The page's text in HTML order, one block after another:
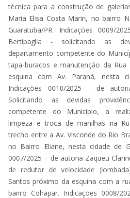
técnica para a construção de
Maria Elisa Costa Marin, no bairro
Guaratuba/PR. Indicações 0009/
Bertipaglia - solicitando as
departamento competente do
tapa-buracos e manutenção da
esquina com Av. Paraná, nesta
Indicações 0010/2025 - de
Solicitando as devidas
competente do Município, a
limpeza e troca de manilhas na
trecho entre a Av. Visconde do Rio
no Bairro Eliane, nesta cidade de
0007/2025 – de autoria Zaqueu
de redutor de velocidade
Santos próximo da esquina com a
bairro Cohapar. Indicações 0008/